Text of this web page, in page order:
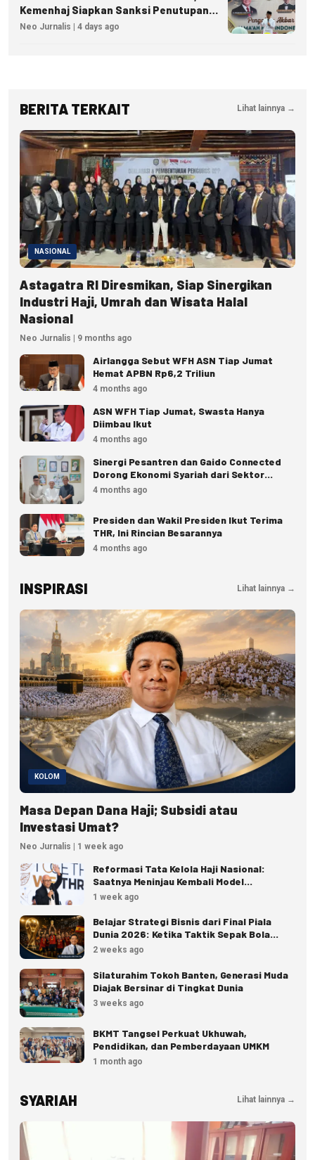
Kemenhaj Siapkan Sanksi Penutupan
Izin hingga Pidana
Neo Jurnalis | 4 days ago
BERITA TERKAIT Lihat lainnya →
NASIONAL
Astagatra RI Diresmikan, Siap Sinergikan
Industri Haji, Umrah dan Wisata Halal
Nasional
Neo Jurnalis | 9 months ago
Airlangga Sebut WFH ASN Tiap Jumat
Hemat APBN Rp6,2 Triliun
4 months ago
ASN WFH Tiap Jumat, Swasta Hanya
Diimbau Ikut
4 months ago
Sinergi Pesantren dan Gaido Connected
Dorong Ekonomi Syariah dari Sektor
Pangan
4 months ago
Presiden dan Wakil Presiden Ikut Terima
THR, Ini Rincian Besarannya
4 months ago
INSPIRASI Lihat lainnya →
KOLOM
Masa Depan Dana Haji; Subsidi atau
Investasi Umat?
Neo Jurnalis | 1 week ago
Reformasi Tata Kelola Haji Nasional:
Saatnya Meninjau Kembali Model
Pengelolaan Haji Reguler
1 week ago
Belajar Strategi Bisnis dari Final Piala
Dunia 2026: Ketika Taktik Sepak Bola
Menjadi Inspirasi Kesuksesan Bisnis
2 weeks ago
Silaturahim Tokoh Banten, Generasi Muda
Diajak Bersinar di Tingkat Dunia
3 weeks ago
BKMT Tangsel Perkuat Ukhuwah,
Pendidikan, dan Pemberdayaan UMKM
1 month ago
SYARIAH Lihat lainnya →